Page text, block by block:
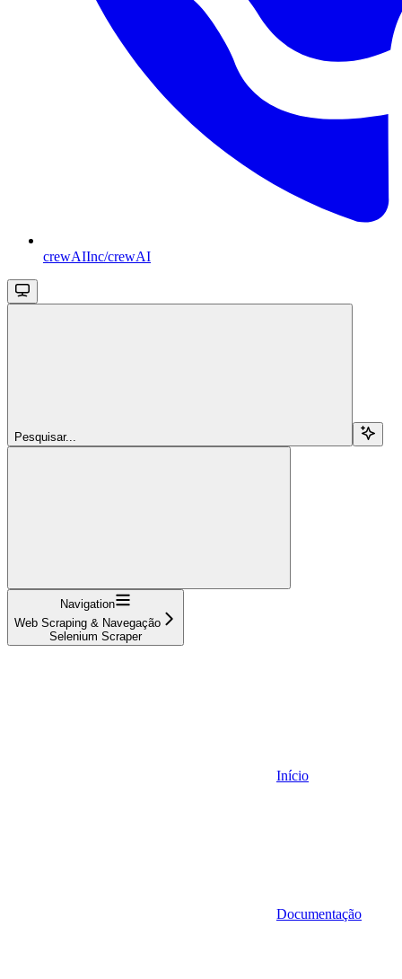
crewAIInc/crewAI
Pesquisar...
Navigation
Web Scraping & Navegação
Selenium Scraper
Início
Documentação